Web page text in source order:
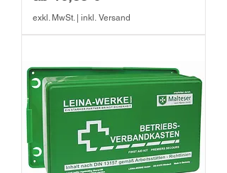
exkl. MwSt.| inkl. Versand